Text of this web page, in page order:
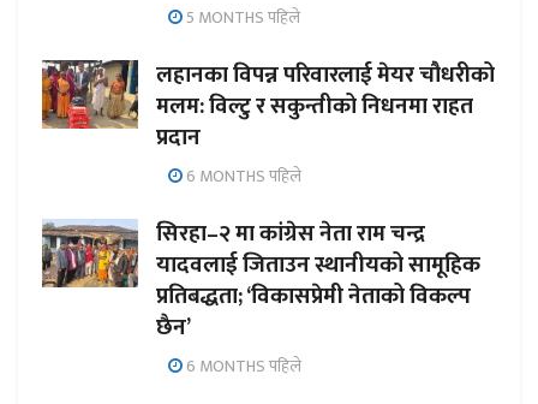
5 MONTHS पहिले
लहानका विपन्न परिवारलाई मेयर चौधरीको
मलम: विल्टु र सकुन्तीको निधनमा राहत
प्रदान
6 MONTHS पहिले
सिरहा–२ मा कांग्रेस नेता राम चन्द्र
यादवलाई जिताउन स्थानीयको सामूहिक
प्रतिबद्धता; ‘विकासप्रेमी नेताको विकल्प
छैन’
6 MONTHS पहिले